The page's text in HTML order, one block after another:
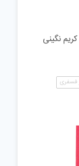
نگینی
فسفری